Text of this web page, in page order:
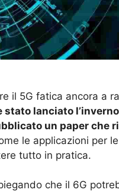
il 5G fatica ancora a
stato lanciato
un paper che
le applicazioni per
tutto in pratica.
che il 6G